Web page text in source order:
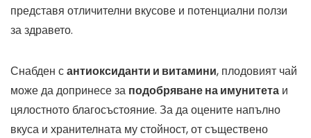
представя отличителни вкусове и потенциални ползи
за здравето.
Снабден сантиоксиданти и витамини, плодовият чай
може да допринесе за подобряване на имунитета и
цялостното благосъстояние. За да оцените напълно
вкуса и хранителната му стойност, от съществено